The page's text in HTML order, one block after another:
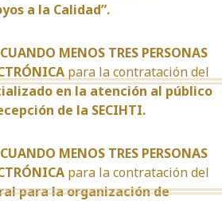
a la Calidad”.
MENOS TRES PERSONAS
para la contratación del
en la atención al público
de la SECIHTI.
MENOS TRES PERSONAS
para la contratación del
para la organización de